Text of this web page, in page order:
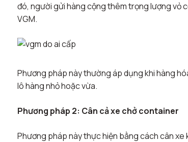
đó, người gửi hàng cộng thêm trọng lượng vỏ
VGM.
Phương pháp này thường áp dụng khi hàng
lô hàng nhỏ hoặc vừa.
Phương pháp 2: Cân cả xe chở container
Phương pháp này thực hiện bằng cách cân